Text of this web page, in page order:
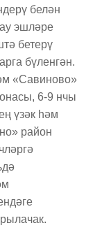
белән
эшләре
бетерү
бүленгән.
«Савиново»
6-9 нчы
үзәк һәм
район